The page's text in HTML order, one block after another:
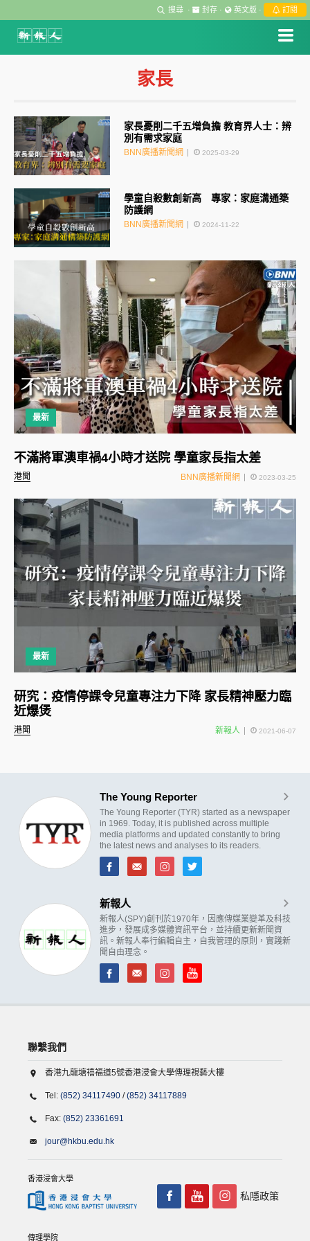
搜尋 · 封存 · 英文版 · 訂閱
家長
家長憂削二千五增負擔 教育界人士：辨
別有需求家庭
BNN廣播新聞網 2025-03-29
學童自殺數創新高 專家：家庭溝通築
防護網
BNN廣播新聞網 2024-11-22
最新
港聞
不滿將軍澳車禍4小時才送院 學童家長指太差
BNN廣播新聞網 2023-03-25
最新
港聞
研究：疫情停課令兒童專注力下降 家長精神壓力臨
近爆煲
新報人 2021-06-07
The Young Reporter
The Young Reporter (TYR) started as a newspaper
in 1969. Today, it is published across multiple
media platforms and updated constantly to bring
the latest news and analyses to its readers.
新報人
新報人(SPY)創刊於1970年，因應傳媒業變革及科技
進步，發展成多媒體資訊平台，並持續更新新聞資
訊。新報人奉行編輯自主，自我管理的原則，實踐新
聞自由理念。
聯繫我們
香港九龍塘禧福道5號香港浸會大學傳理視藝大樓
Tel: (852) 34117490 /(852) 34117889
Fax: (852) 23361691
jour@hkbu.edu.hk
香港浸會大學
傳理學院
私隱政策